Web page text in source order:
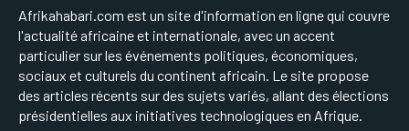
Afrikahabari.com est un site d'information en ligne qui couvre
l'actualité africaine et internationale, avec un accent
particulier sur les événements politiques, économiques,
sociaux et culturels du continent africain. Le site propose
des articles récents sur des sujets variés, allant des élections
présidentielles aux initiatives technologiques en Afrique.